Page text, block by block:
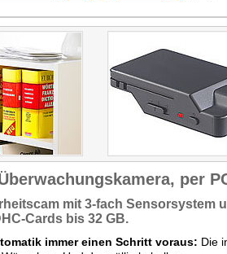
per
mit 3-fach Sensorsystem
Cards bis 32 GB.
immer einen Schritt voraus: Die